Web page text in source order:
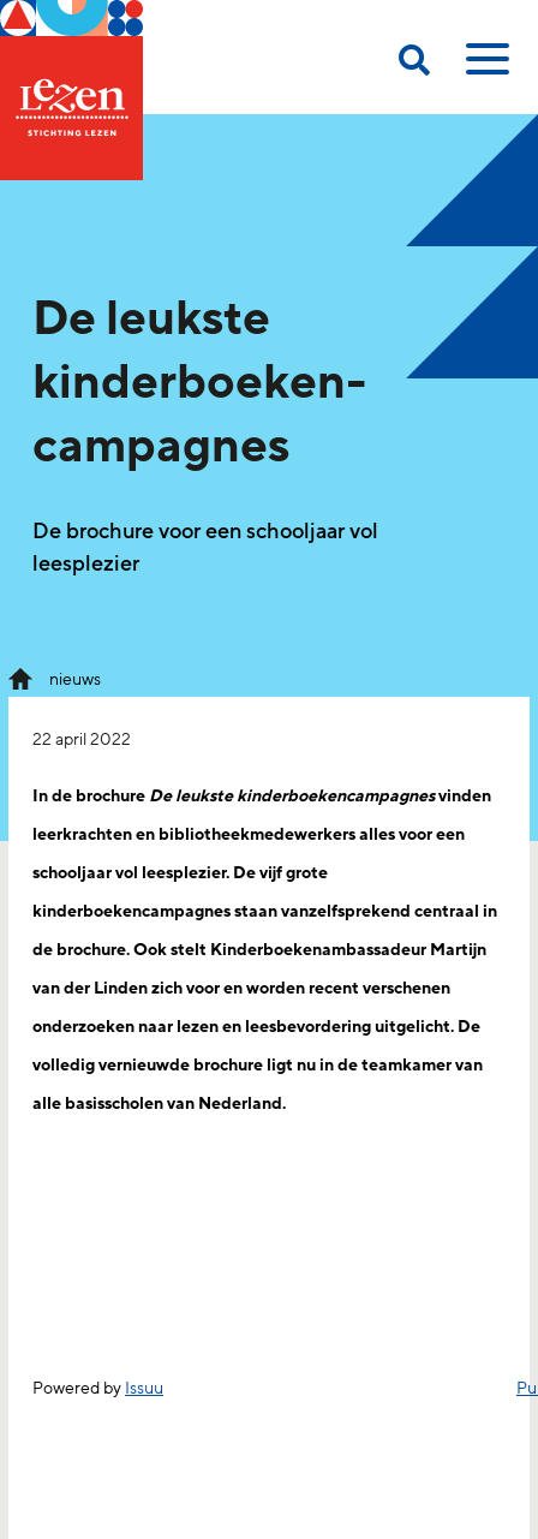
De leukste
kinderboeken-
campagnes
De brochure voor een schooljaar vol
leesplezier
nieuws
22 april 2022
In de brochure De leukste kinderboekencampagnesvinden
leerkrachten en bibliotheekmedewerkers alles voor een
schooljaar vol leesplezier. De vijf grote
kinderboekencampagnes staan vanzelfsprekend centraal in
de brochure. Ook stelt Kinderboekenambassadeur Martijn
van der Linden zich voor en worden recent verschenen
onderzoeken naar lezen en leesbevordering uitgelicht. De
volledig vernieuwde brochure ligt nu in de teamkamer van
alle basisscholen van Nederland.
Powered by Issuu